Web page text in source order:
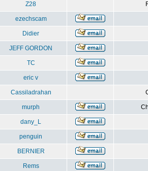
Z28
ezechscam
Didier
JEFF GORDON
TC
eric v
Cassiladrahan
murph
dany_L
penguin
BERNIER
Rems